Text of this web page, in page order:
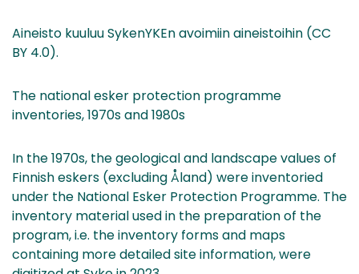
Aineisto kuuluu SykenYKEn avoimiin aineistoihin (CC
BY 4.0).
The national esker protection programme
inventories, 1970s and 1980s
In the 1970s, the geological and landscape values of
Finnish eskers (excluding Åland) were inventoried
under the National Esker Protection Programme. The
inventory material used in the preparation of the
program, i.e. the inventory forms and maps
containing more detailed site information, were